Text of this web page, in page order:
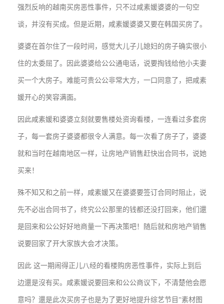
强烈反响的越南买房恶性事件，只不过咸素媛婆婆的一句空
谈，并沒有买成。但是近期，咸素媛婆婆又要在韩国买房了。
婆婆在首尔住了一段时间，感觉大儿子儿媳妇的房子确实很小
住的太委屈了。因此婆婆给公公通电话，说要掏钱给他小夫妻
买一个大房子。难能可贵公公非常大方，一口同意了，把咸素
媛开心的笑容满面。
因此咸素媛和婆婆立刻就要售楼处资询看楼，一连看过多套房
子，每一套房子婆婆都很令人满意。每一次看了房子了，婆婆
就和当时在越南地区一样，让房地产销售赶快出合同书，说她
买来！
殊不知又和之前一样，咸素媛又在婆婆要签订合同时阻止，说
先不必出合同书了，终究公公那里的钱都还没打回来，他们還
是回来和公公好好地商量一下再决策吧！随后就和房地产销售
说要回家了开大家族大会才决策。
因此 这一期闹得正儿八经的看楼购房恶性事件，实际上到后
边還是沒有买。咸素媛说要回来和公公商议下，不清楚他会愿
意吗？還是此次买房子也是为了更好地提升综艺节目“素材图